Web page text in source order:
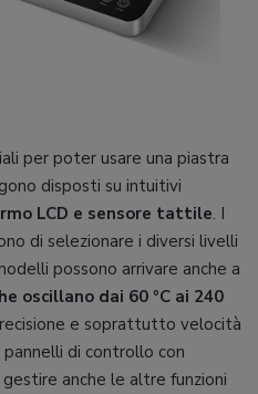
per poter usare una piastra
disposti su intuitivi
LCD e sensore tattile. I
di selezionare i diversi livelli
possono arrivare anche a
oscillano dai 60 ºC ai 240
e soprattutto velocità
di controllo con
anche le altre funzioni